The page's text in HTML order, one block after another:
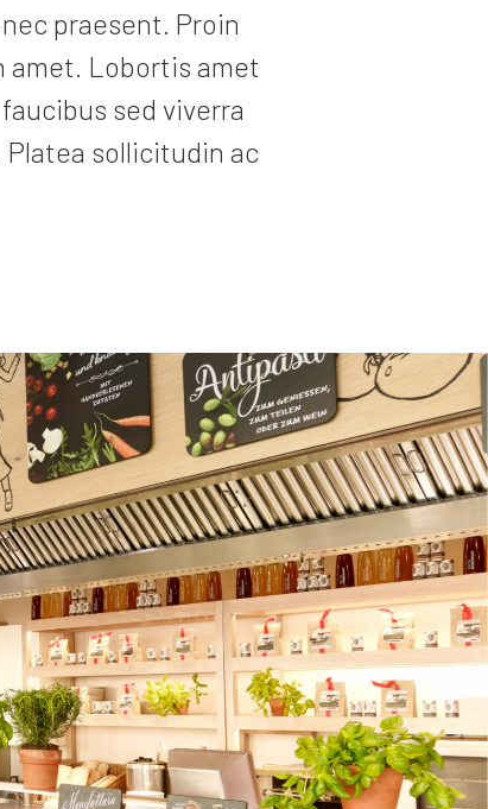
praesent. Proin
amet. Lobortis amet
sed viverra
sollicitudin ac